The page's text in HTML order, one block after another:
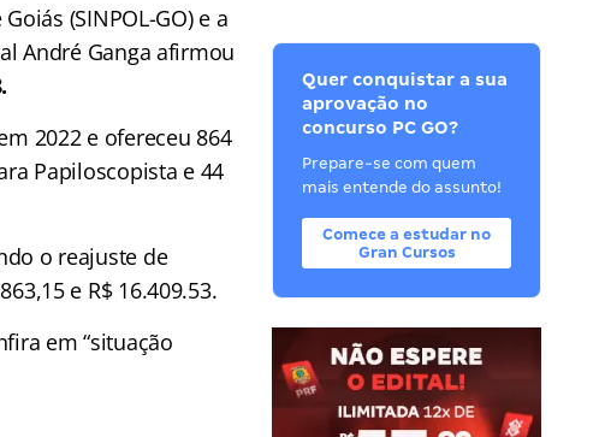
(SINPOL-GO) e a
André Ganga afirmou
2022 e ofereceu 864
Papiloscopista e 44
o reajuste de
e R$ 16.409.53.
em “situação
Quer conquistar a sua
aprovação no
concurso PC GO?
Prepare-se com quem
mais entende do assunto!
Comece a estudar no
Gran Cursos